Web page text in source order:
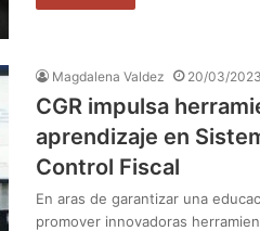
Magdalena Valdez 20/03/2023
CGR impulsa
aprendizaje en
Control Fiscal
En aras de garantizar una
promover innovadoras